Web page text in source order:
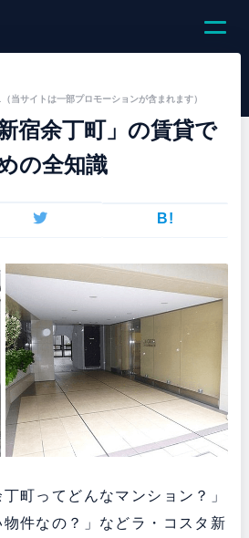
（当サイトは一部プロモーションが含まれます）
宿余丁町」の賃貸で
の全知識
B!
丁町ってどんなマンション？」
物件なの？」などラ・コスタ新